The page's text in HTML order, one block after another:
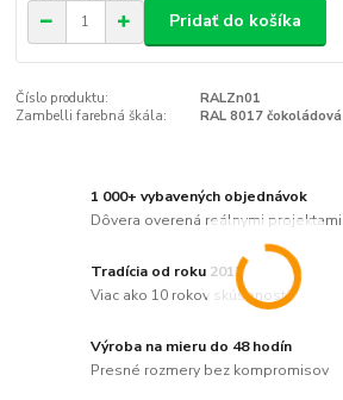
Pridať do košíka
Číslo produktu:
RALZn01
Zambelli farebná škála:
RAL 8017 čokoládová
1 000+ vybavených objednávok
Dôvera overená reálnymi projektami
Tradícia od roku 2012
Viac ako 10 rokov skúseností
Výroba na mieru do 48 hodín
Presné rozmery bez kompromisov